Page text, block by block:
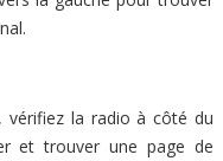
la radio à côté du
et trouver une page de